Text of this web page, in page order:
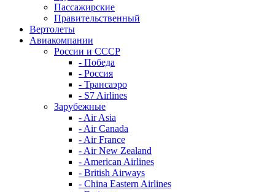
Пассажирские
Правительственный
Вертолеты
Авиакомпании
России и СССР
- Победа
- Россия
- Трансаэро
- S7 Airlines
Зарубежные
- Air Asia
- Air Canada
- Air France
- Air New Zealand
- American Airlines
- British Airways
- China Eastern Airlines